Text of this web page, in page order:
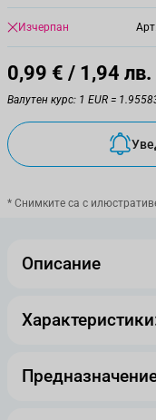
Изчерпан
0,99 € / 1,94 лв.
Валутен курс: 1 EUR =
* Снимките са с
Описание